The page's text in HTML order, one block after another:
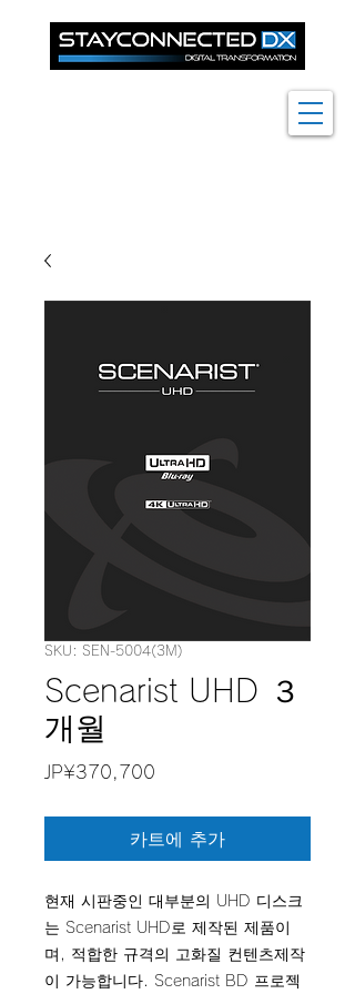
SKU: SEN-5004(3M)
Scenarist UHD ３
개월
JP¥370,700
카트에 추가
현재 시판중인 대부분의 UHD 디스크
는 Scenarist UHD로 제작된 제품이
며, 적합한 규격의 고화질 컨텐츠제작
이 가능합니다. Scenarist BD 프로젝